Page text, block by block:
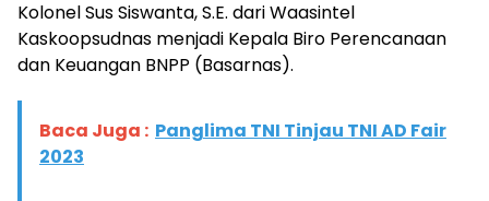
Kolonel Sus Siswanta, S.E. dari Waasintel
Kaskoopsudnas menjadi Kepala Biro Perencanaan
dan Keuangan BNPP (Basarnas).
Baca Juga : Panglima TNI Tinjau TNI AD Fair
2023